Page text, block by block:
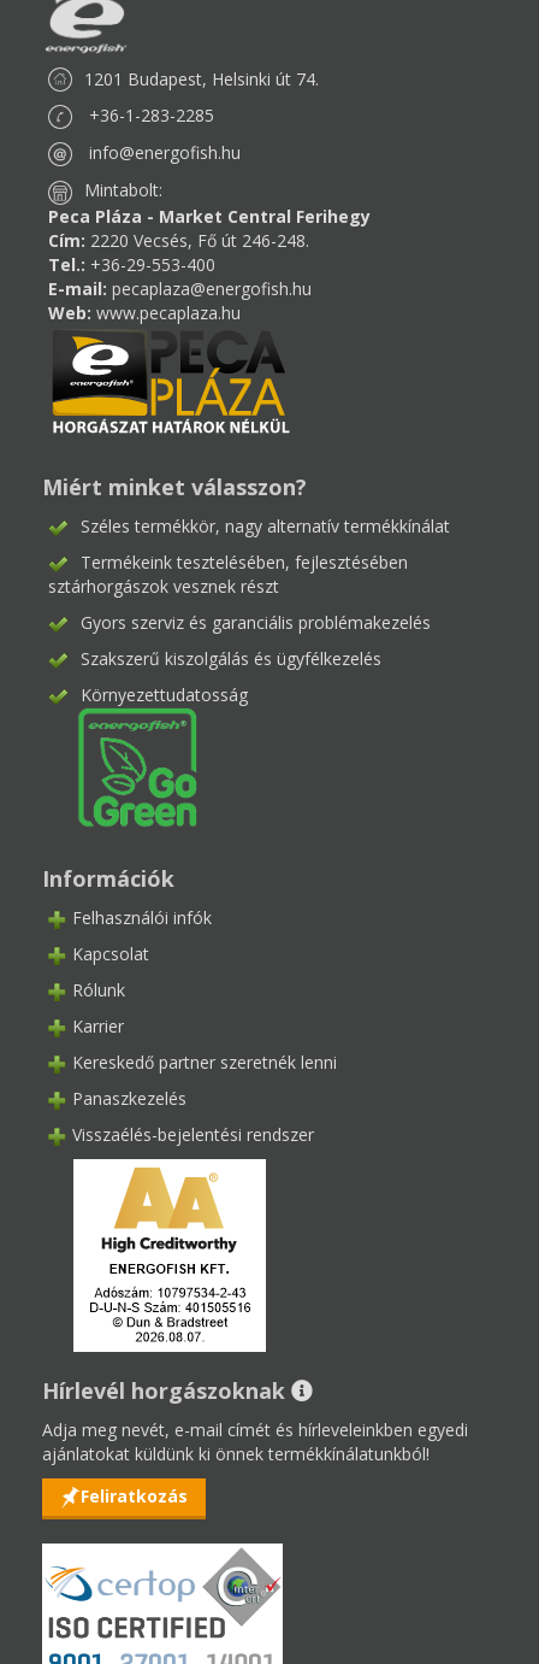
1201 Budapest, Helsinki út 74.
+36-1-283-2285
info@energofish.hu
Mintabolt:
Peca Pláza - Market Central Ferihegy
Cím: 2220 Vecsés, Fő út 246-248.
Tel.: +36-29-553-400
E-mail: pecaplaza@energofish.hu
Web: www.pecaplaza.hu
Miért minket válasszon?
Széles termékkör, nagy alternatív termékkínálat
Termékeink tesztelésében, fejlesztésében
sztárhorgászok vesznek részt
Gyors szerviz és garanciális problémakezelés
Szakszerű kiszolgálás és ügyfélkezelés
Környezettudatosság
Információk
Felhasználói infók
Kapcsolat
Rólunk
Karrier
Kereskedő partner szeretnék lenni
Panaszkezelés
Visszaélés-bejelentési rendszer
Hírlevél horgászoknak
Adja meg nevét, e-mail címét és hírleveleinkben egyedi
ajánlatokat küldünk ki önnek termékkínálatunkból!
Feliratkozás